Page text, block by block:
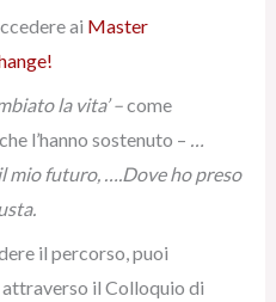
ai Master
la vita’ –come
l’hanno sostenuto – …
mio futuro, ….Dove ho preso
il percorso, puoi
il Colloquio di